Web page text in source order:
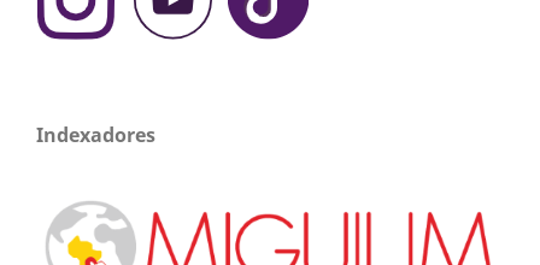
Indexadores